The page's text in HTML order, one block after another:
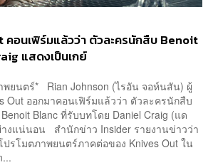
คอนเฟิร์มแล้วว่า ตัวละครนักสืบ Benoit
แสดงเป็นเกย์
พยนตร์* Rian Johnson (ไรอัน จอห์นสัน) ผู้
Out ออกมาคอนเฟิร์มแล้วว่า ตัวละครนักสืบ
Blanc ที่รับบทโดย Daniel Craig (แด
างแน่นอน สำนักข่าว Insider รายงานข่าวว่า
ปรโมตภาพยนตร์ภาคต่อของ Knives Out ใน